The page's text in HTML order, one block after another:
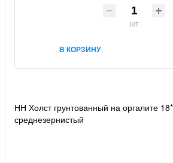
шт
В КОРЗИНУ
НН Холст грунтованный на оргалите
среднезернистый